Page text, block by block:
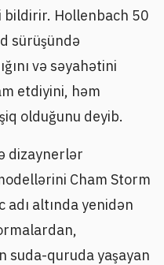
bildirir. Hollenbach 50
sürüşündə
və səyahətini
etdiyini, həm
olduğunu deyib.
dizaynerlər
Cham Storm
adı altında yenidən
suda-quruda yaşayan